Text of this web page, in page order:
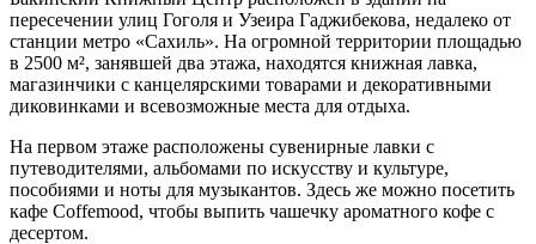
пересечении улиц Гоголя и Узеира Гаджибекова, недалеко от
станции метро «Сахиль». На огромной территории площадью
в 2500 м², занявшей два этажа, находятся книжная лавка,
магазинчики с канцелярскими товарами и декоративными
диковинками и всевозможные места для отдыха.
На первом этаже расположены сувенирные лавки с
путеводителями, альбомами по искусству и культуре,
пособиями и ноты для музыкантов. Здесь же можно посетить
кафе Coffemood, чтобы выпить чашечку ароматного кофе с
десертом.